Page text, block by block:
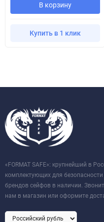
В корзину
Купить в 1 клик
«FORMAT SAFE»: крупнейший в
комплектующих для
брендов сейфов в наличии.
нам в магазин или оформите